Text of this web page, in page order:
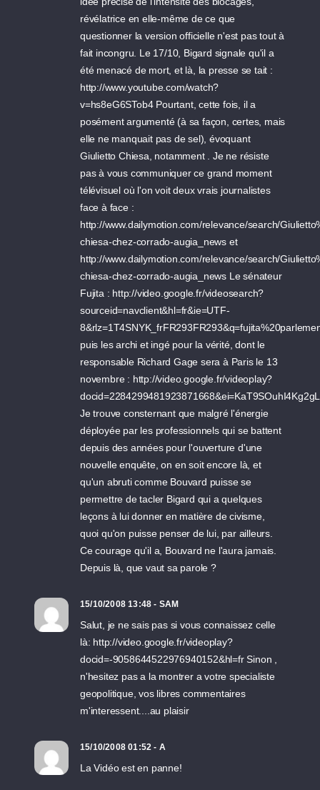
révélatrice en elle-même de ce que
questionner la version officielle n'est pas tout à
fait incongru. Le 17/10, Bigard signale qu'il a
été menacé de mort, et là, la presse se tait :
http://www.youtube.com/watch?
v=hs8eG6STob4 Pourtant, cette fois, il a
posément argumenté (à sa façon, certes, mais
elle ne manquait pas de sel), évoquant
Giulietto Chiesa, notamment . Je ne résiste
pas à vous communiquer ce grand moment
télévisuel où l'on voit deux vrais journalistes
face à face :
http://www.dailymotion.com/relevance/search/
chiesa-chez-corrado-augia_news et
http://www.dailymotion.com/relevance/search/
chiesa-chez-corrado-augia_news Le sénateur
Fujita : http://video.google.fr/videosearch?
sourceid=navclient&hl=fr&ie=UTF-
puis les archi et ingé pour la vérité, dont le
responsable Richard Gage sera à Paris le 13
novembre : http://video.google.fr/videoplay?
Je trouve consternant que malgré l'énergie
déployée par les professionnels qui se battent
depuis des années pour l'ouverture d'une
nouvelle enquête, on en soit encore là, et
qu'un abruti comme Bouvard puisse se
permettre de tacler Bigard qui a quelques
leçons à lui donner en matière de civisme,
quoi qu'on puisse penser de lui, par ailleurs.
Ce courage qu'il a, Bouvard ne l'aura jamais.
Depuis là, que vaut sa parole ?
15/10/2008 13:48 - SAM
Salut, je ne sais pas si vous connaissez celle
là: http://video.google.fr/videoplay?
docid=-9058644522976940152&hl=fr Sinon ,
n'hesitez pas a la montrer a votre specialiste
geopolitique, vos libres commentaires
m'interessent....au plaisir
15/10/2008 01:52 - A
La Vidéo est en panne!